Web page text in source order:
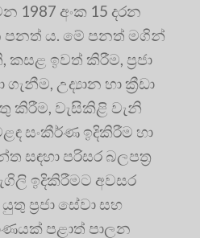
1987 අංක 15 දරන
පනත් ය. මේ පනත් මගින්
කසළ ඉවත් කිරීම, ප්‍රජා
උද්‍යාන හා ක්‍රීඩා
කිරීම, වැසිකිළි වැනි
සංකීර්ණ ඉදිකිරීම හා
සඳහා පරිසර බලපත්‍ර
ඉදිකිරීමට අවසර
ප්‍රජා සේවා සහ
පළාත් පාලන